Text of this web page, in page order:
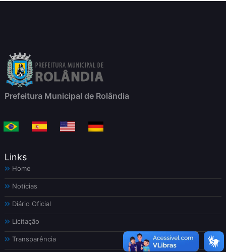
Prefeitura Municipal de Rolândia
Links
Home
Notícias
Diário Oficial
Licitação
Transparência